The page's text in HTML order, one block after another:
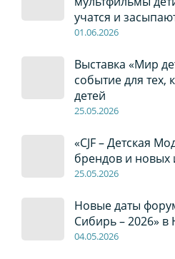
учатся и
01.06.2026
Выставка «Мир
событие для тех,
детей
25.05.2026
«CJF – Детская
брендов и новых
25.05.2026
Новые даты
Сибирь – 2026» в
04.05.2026